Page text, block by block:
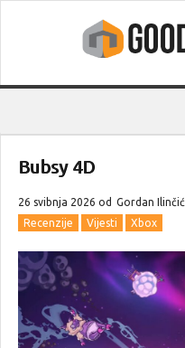
Bubsy 4D
26 svibnja 2026 od Gordan Ilinčić
Recenzije
Vijesti Xbox